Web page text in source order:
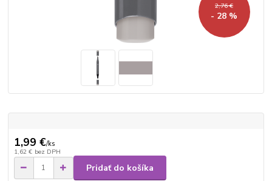
2,76 €
- 28 %
1,99 €/ks
1,62 € bez DPH
Pridať do košíka